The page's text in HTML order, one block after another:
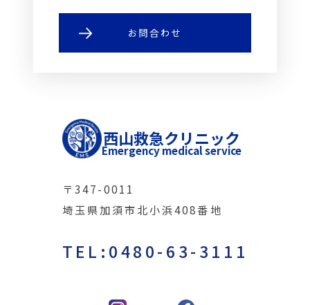
お問合わせ
西山救急クリニック
Emergency medical service
〒347-0011
埼玉県加須市北小浜408番地
TEL:0480-63-3111